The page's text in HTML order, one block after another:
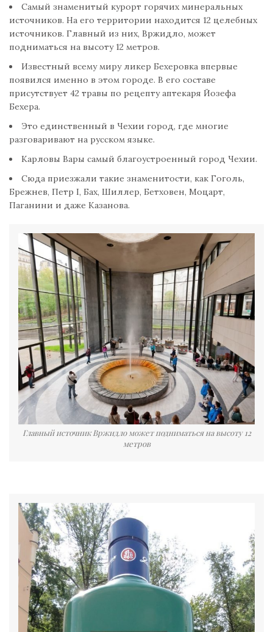
Самый знаменитый курорт горячих минеральных
источников. На его территории находится 12 целебных
источников. Главный из них, Вржидло, может
подниматься на высоту 12 метров.
Известный всему миру ликер Бехеровка впервые
появился именно в этом городе. В его составе
присутствует 42 травы по рецепту аптекаря Йозефа
Бехера.
Это единственный в Чехии город, где многие
разговаривают на русском языке.
Карловы Вары самый благоустроенный город Чехии.
Сюда приезжали такие знаменитости, как Гоголь,
Брежнев, Петр I, Бах, Шиллер, Бетховен, Моцарт,
Паганини и даже Казанова.
Главный источник Вржидло может подниматься на высоту 12
метров